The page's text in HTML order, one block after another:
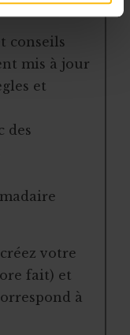
conseils
mis à jour
et
des
votre
fait) et
à